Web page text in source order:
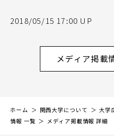
2018/05/15 17:00 UP
メディア掲載
ホーム 関西大学について 大学
情報 一覧
メディア掲載情報 詳細